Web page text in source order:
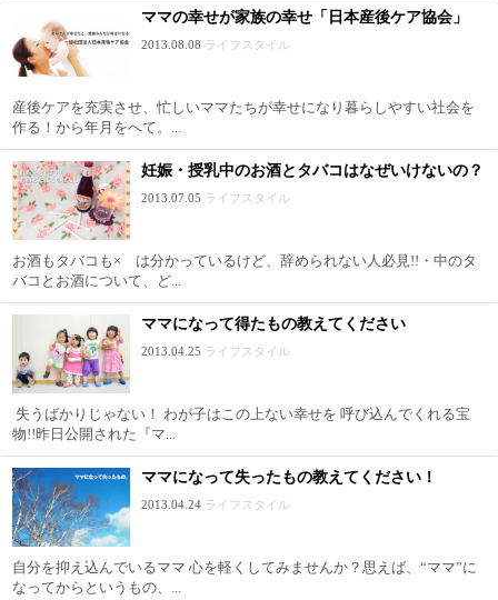
ママの幸せが家族の幸せ「日本産後ケア協会」
2013.08.08 ライフスタイル
産後ケアを充実させ、忙しいママたちが幸せになり暮らしやすい社会を
作る！から年月をへて。...
妊娠・授乳中のお酒とタバコはなぜいけないの？
2013.07.05 ライフスタイル
お酒もタバコも× は分かっているけど、辞められない人必見!!・中のタ
バコとお酒について、ど...
ママになって得たもの教えてください
2013.04.25 ライフスタイル
失うばかりじゃない！ わが子はこの上ない幸せを 呼び込んでくれる宝
物!!昨日公開された『マ...
ママになって失ったもの教えてください！
2013.04.24 ライフスタイル
自分を抑え込んでいるママ 心を軽くしてみませんか？思えば、“ママ”に
なってからというもの、...